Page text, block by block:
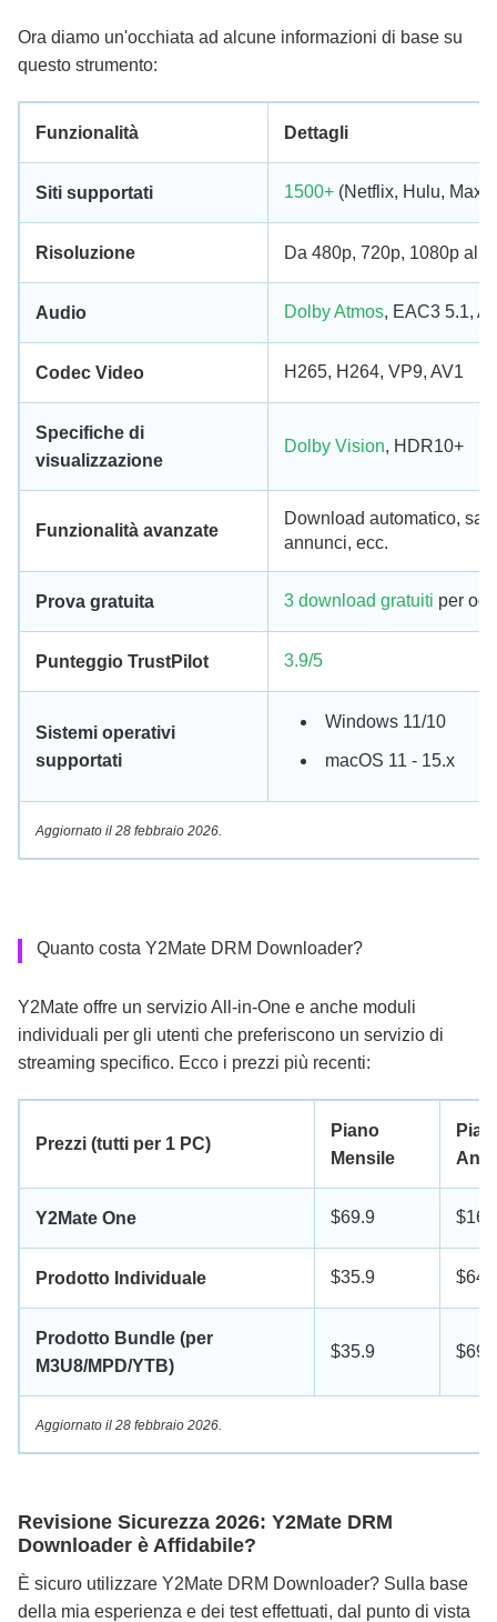
Ora diamo un'occhiata ad alcune informazioni di base su
questo strumento:
Funzionalità Dettagli
Siti supportati 1500+ (Netflix, Hulu, Max,
Risoluzione Da 480p, 720p, 1080p al
Audio Dolby Atmos, EAC3 5.1,
Codec Video H265, H264, VP9, AV1
Specifiche di
visualizzazione
Dolby Vision, HDR10+
Funzionalità avanzate
Download automatico,
annunci, ecc.
Prova gratuita 3 download gratuiti per
Punteggio TrustPilot 3.9/5
Sistemi operativi
supportati
Windows 11/10
macOS 11 - 15.x
Aggiornato il 28 febbraio 2026.
Quanto costa Y2Mate DRM Downloader?
Y2Mate offre un servizio All-in-One e anche moduli
individuali per gli utenti che preferiscono un servizio di
streaming specifico. Ecco i prezzi più recenti:
Prezzi (tutti per 1 PC)
Piano
Mensile
Y2Mate One $69.9
Prodotto Individuale $35.9
Prodotto Bundle (per
M3U8/MPD/YTB)
$35.9
Aggiornato il 28 febbraio 2026.
Revisione Sicurezza 2026: Y2Mate DRM
Downloader è Affidabile?
È sicuro utilizzare Y2Mate DRM Downloader? Sulla base
della mia esperienza e dei test effettuati, dal punto di vista